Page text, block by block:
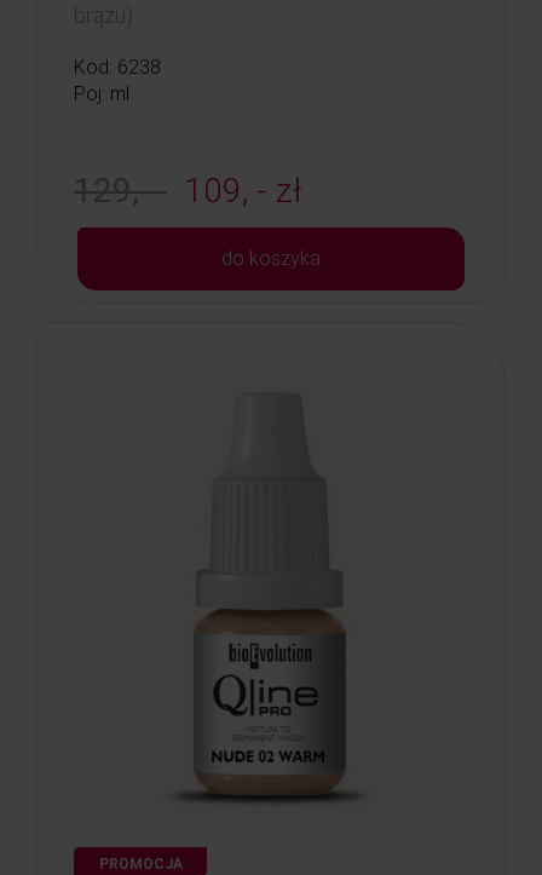
brązu)
Kod: 6238
Poj: ml
129, - 109, - zł
do koszyka
PROMOCJA